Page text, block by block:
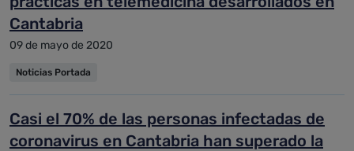
Cantabria
09 de mayo de 2020
Noticias Portada
Casi el 70% de las personas infectadas de
coronavirus en Cantabria han superado la